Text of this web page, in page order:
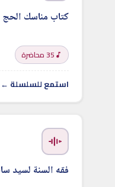
كتاب مناسك الحج
35 محاضرة
استمع للسلسلة ←
فقه السنة لسيد